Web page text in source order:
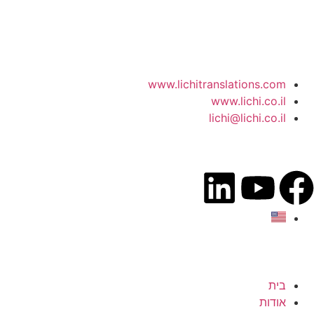
www.lichitranslations.com
www.lichi.co.il
lichi@lichi.co.il
בית
אודות